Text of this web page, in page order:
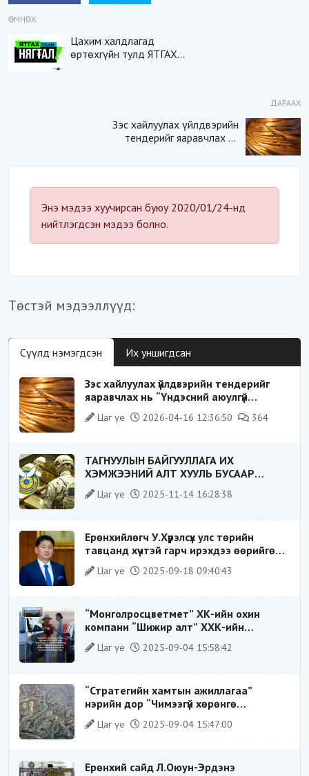
ӨМНӨХ
Цахим халдлагад
өртөхгүйн тулд ЯТГАХ
ДАРААХ
Зэс хайлуулах үйлдвэрийн
тендерийг яаравчлах нь
Энэ мэдээ хуучирсан буюу 2020/01/24-нд
нийтлэгдсэн мэдээ болно.
Төстэй мэдээллүүд:
Сүүлд нэмэгдсэн Их уншигдсан
Зэс хайлуулах үйлдвэрийн тендерийг
яаравчлах нь “Үндэсний аюулгүй
байдал“-д эрсдэлтэй юу?
Цаг үе 2026-04-16 12:36:50 364
ТАГНУУЛЫН БАЙГУУЛЛАГА ИХ
ХЭМЖЭЭНИЙ АЛТ ХУУЛЬ БУСААР
ХИЛЭЭР ГАРГАХ ГЭЖ БАЙСАН
ҮЙЛДЛИЙГ ТАСЛАН ЗОГСООЛОО
Цаг үе 2025-11-14 16:28:38
Ерөнхийлөгч У.Хүрэлсүх улс төрийн
тавцанд хүчтэй гарч ирэхдээ өөрийгөө
шударга ёсны төлөө тэмцэгч, “хуучин
тогтолцооны хонгилыг нураагч” гэсэн
Цаг үе 2025-09-18 09:40:43
“Монголросцветмет” ХК-ийн охин
компани “Шижир алт” ХХК-ийн
Гүйцэтгэх захирлаар ажиллаж байсан
О.Баттөмөрт холбогдох хэрэг хаашаа
Цаг үе 2025-09-04 15:58:42
“Стратегийн хамтын ажиллагаа”
нэрийн дор “Чимээгүй хөрөнгө
хуримтлал”
Цаг үе 2025-09-04 15:47:00
Ерөнхий сайд Л.Оюун-Эрдэнэ